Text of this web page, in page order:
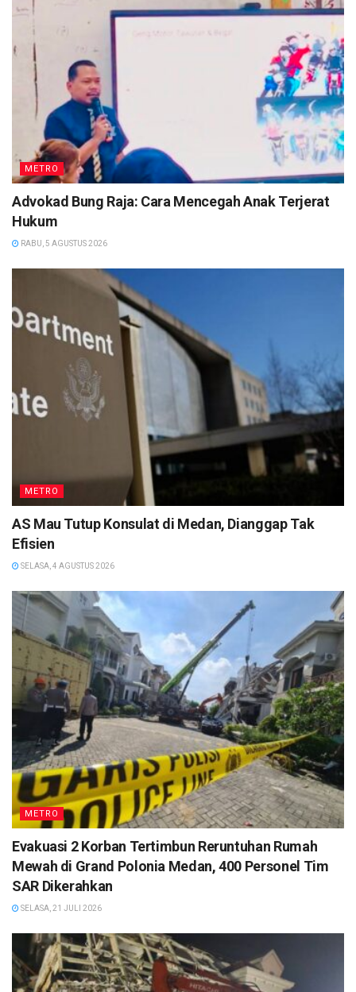
METRO
Advokad Bung Raja: Cara Mencegah Anak Terjerat
Hukum
RABU, 5 AGUSTUS 2026
METRO
AS Mau Tutup Konsulat di Medan, Dianggap Tak
Efisien
SELASA, 4 AGUSTUS 2026
METRO
Evakuasi 2 Korban Tertimbun Reruntuhan Rumah
Mewah di Grand Polonia Medan, 400 Personel Tim
SAR Dikerahkan
SELASA, 21 JULI 2026